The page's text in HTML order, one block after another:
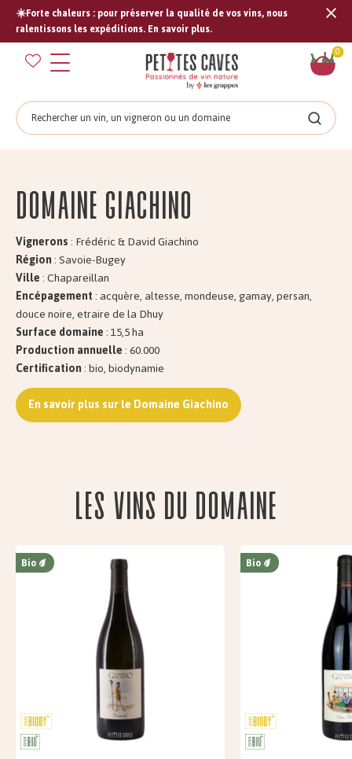
☀️Forte chaleurs : pour préserver la qualité de vos vins, nous
ralentissons les expéditions. En savoir plus.
0
Rechercher
Domaine GIACHINO
Vignerons: Frédéric & David Giachino
Région: Savoie-Bugey
Ville: Chapareillan
Encépagement: acquère, altesse, mondeuse, gamay, persan,
douce noire, etraire de la Dhuy
Surface domaine: 15,5 ha
Production annuelle: 60.000
Certification: bio, biodynamie
En savoir plus sur le Domaine Giachino
Les vins du domaine
Bio Bio